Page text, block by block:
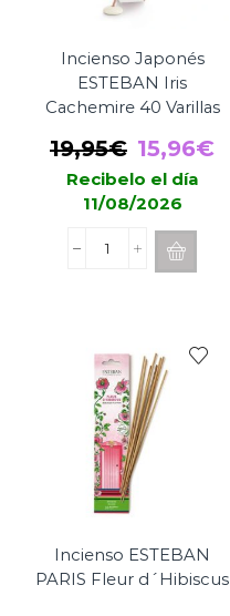
Incienso Japonés
ESTEBAN Iris
Cachemire 40 Varillas
19,95€ El
precio
original
era:
19,95€.
15,96€El
Recibelo el día
11/08/2026
Incienso
Japonés
40
Varillas
cantidad
Incienso ESTEBAN
PARIS Fleur d´Hibiscus